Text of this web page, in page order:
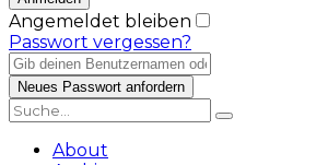
Angemeldet bleiben
Passwort vergessen?
About